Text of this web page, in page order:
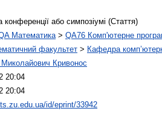
конференції або симпозіумі (Стаття)
Математика> QA76 Комп'ютерне
факультет > Кафедра
Кривонос
20:04
20:04
id/eprint/33942